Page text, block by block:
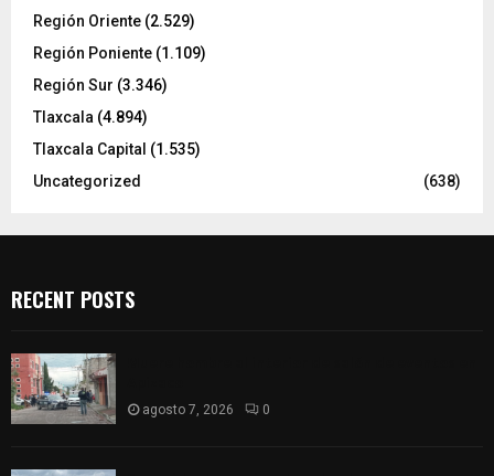
Región Oriente (2.529)
Región Poniente (1.109)
Región Sur (3.346)
Tlaxcala (4.894)
Tlaxcala Capital (1.535)
Uncategorized
(638)
RECENT POSTS
agosto 7, 2026 0